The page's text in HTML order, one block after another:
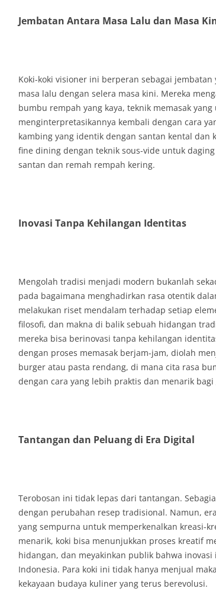
Jembatan Antara Masa Lalu dan Masa
Koki-koki visioner ini berperan sebagai
masa lalu dengan selera masa kini. Mereka
bumbu rempah yang kaya, teknik memasak
menginterpretasikannya kembali dengan cara
kambing yang identik dengan santan kental
fine dining dengan teknik sous-vide untuk
santan dan remah rempah kering.
Inovasi Tanpa Kehilangan Identitas
Mengolah tradisi menjadi modern bukanlah
pada bagaimana menghadirkan rasa otentik
melakukan riset mendalam terhadap setiap
filosofi, dan makna di balik sebuah hidangan
mereka bisa berinovasi tanpa kehilangan
dengan proses memasak berjam-jam, diolah
burger atau pasta rendang, di mana cita rasa
dengan cara yang lebih praktis dan menarik
Tantangan dan Peluang di Era Digital
Terobosan ini tidak lepas dari tantangan.
dengan perubahan resep tradisional. Namun,
yang sempurna untuk memperkenalkan kreasi-
menarik, koki bisa menunjukkan proses kreatif
hidangan, dan meyakinkan publik bahwa
Indonesia. Para koki ini tidak hanya menjual
kekayaan budaya kuliner yang terus berevolusi.